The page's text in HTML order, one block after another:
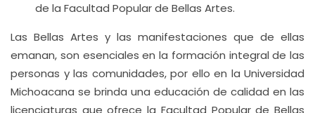
de la Facultad Popular de Bellas Artes.
Las Bellas Artes y las manifestaciones que de ellas
emanan, son esenciales en la formación integral de las
personas y las comunidades, por ello en la Universidad
Michoacana se brinda una educación de calidad en las
licenciaturas que ofrece la Facultad Popular de Bellas